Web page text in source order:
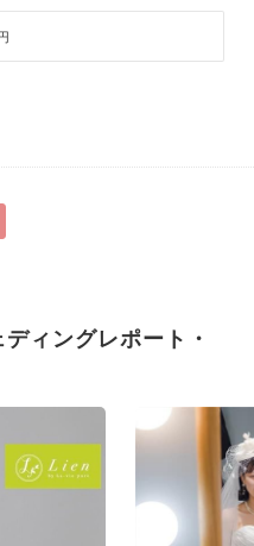
いった御利益がございます。人
絶景ロケーションと恵まれた神
ィングレポート・